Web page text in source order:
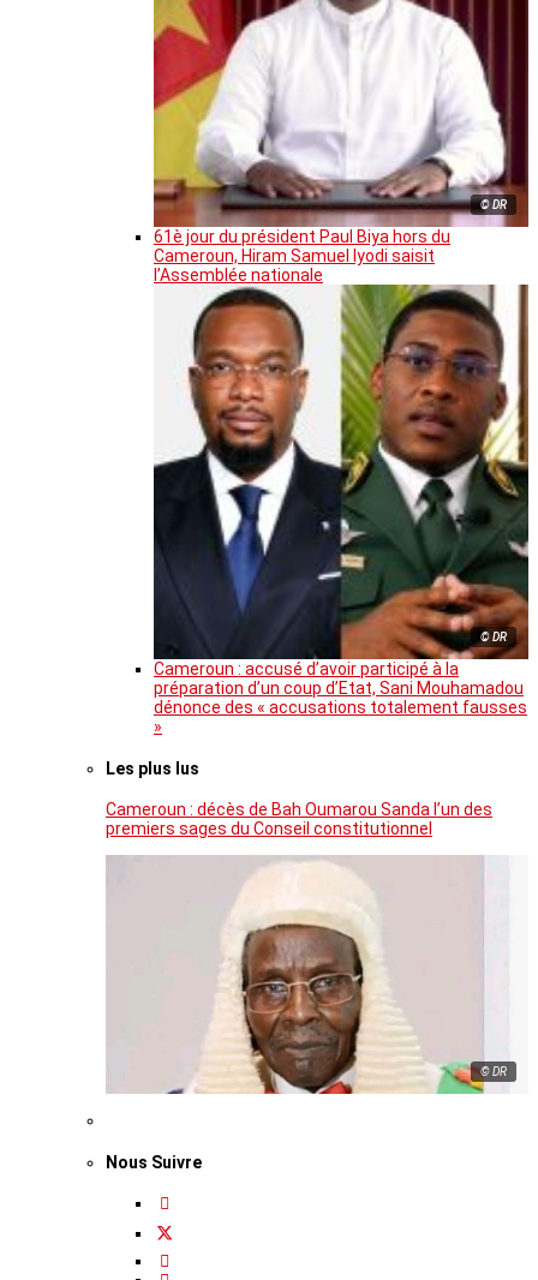
© DR
61è jour du président Paul Biya hors du
Cameroun, Hiram Samuel Iyodi saisit
l’Assemblée nationale
© DR
Cameroun : accusé d’avoir participé à la
préparation d’un coup d’Etat, Sani Mouhamadou
dénonce des « accusations totalement fausses
»
Les plus lus
Cameroun : décès de Bah Oumarou Sanda l’un des
premiers sages du Conseil constitutionnel
© DR
Nous Suivre